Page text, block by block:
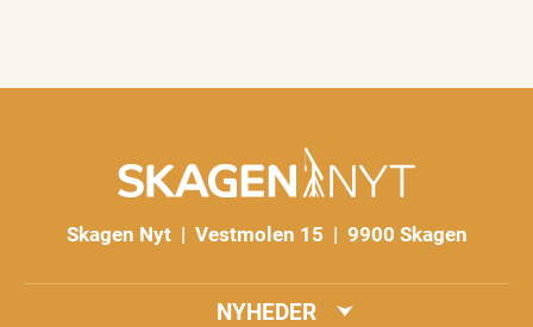
Skagen Nyt | Vestmolen 15 | 9900 Skagen
NYHEDER